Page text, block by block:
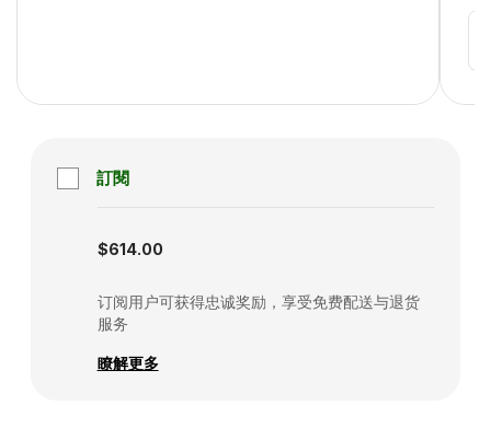
訂閱
$614.00
订阅用户可获得忠诚奖励，享受免费配送与退货
服务
瞭解更多